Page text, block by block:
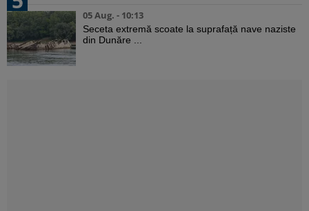
05 Aug. - 10:13
Seceta extremă scoate la suprafață nave naziste
din Dunăre ...